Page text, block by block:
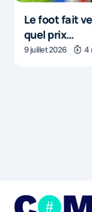
Le foot fait
quel prix…
9 juillet 2026 4